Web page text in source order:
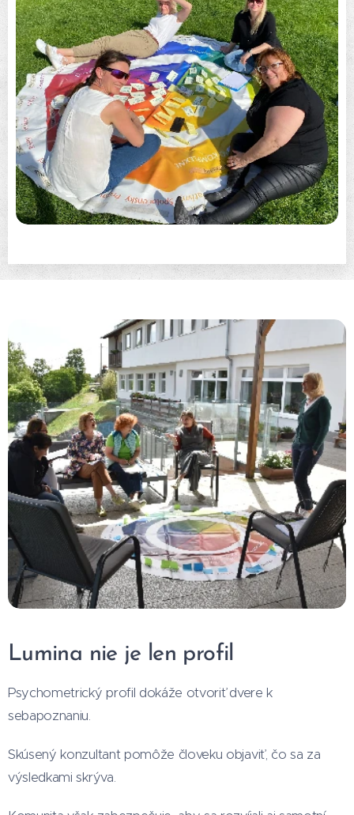
Lumina nie je len profil
Psychometrický profil dokáže otvoriť dvere k
sebapoznaniu.
Skúsený konzultant pomôže človeku objaviť, čo sa za
výsledkami skrýva.